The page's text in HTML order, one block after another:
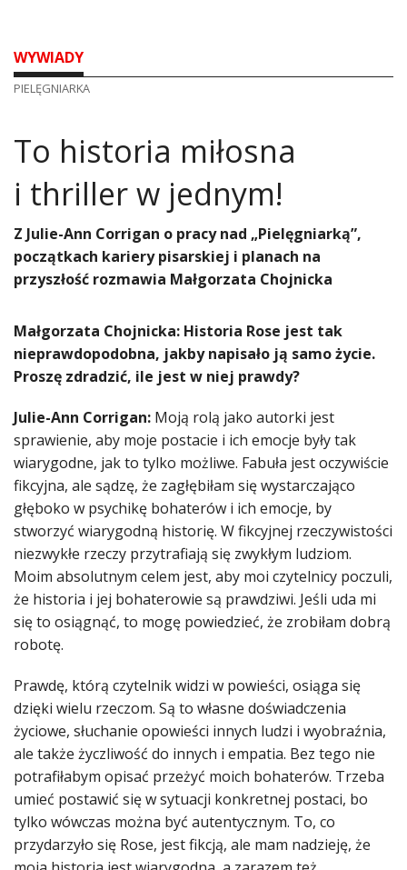
WYWIADY
PIELĘGNIARKA
​To historia miłosna
i thriller w jednym!
Z Julie-Ann Corrigan o pracy nad „Pielęgniarką”,
początkach kariery pisarskiej i planach na
przyszłość rozmawia Małgorzata Chojnicka
Małgorzata Chojnicka: Historia Rose jest tak
nieprawdopodobna, jakby napisało ją samo życie.
Proszę zdradzić, ile jest w niej prawdy?
Julie-Ann Corrigan: Moją rolą jako autorki jest
sprawienie, aby moje postacie i ich emocje były tak
wiarygodne, jak to tylko możliwe. Fabuła jest oczywiście
fikcyjna, ale sądzę, że zagłębiłam się wystarczająco
głęboko w psychikę bohaterów i ich emocje, by
stworzyć wiarygodną historię. W fikcyjnej rzeczywistości
niezwykłe rzeczy przytrafiają się zwykłym ludziom.
Moim absolutnym celem jest, aby moi czytelnicy poczuli,
że historia i jej bohaterowie są prawdziwi. Jeśli uda mi
się to osiągnąć, to mogę powiedzieć, że zrobiłam dobrą
robotę.
Prawdę, którą czytelnik widzi w powieści, osiąga się
dzięki wielu rzeczom. Są to własne doświadczenia
życiowe, słuchanie opowieści innych ludzi i wyobraźnia,
ale także życzliwość do innych i empatia. Bez tego nie
potrafiłabym opisać przeżyć moich bohaterów. Trzeba
umieć postawić się w sytuacji konkretnej postaci, bo
tylko wówczas można być autentycznym. To, co
przydarzyło się Rose, jest fikcją, ale mam nadzieję, że